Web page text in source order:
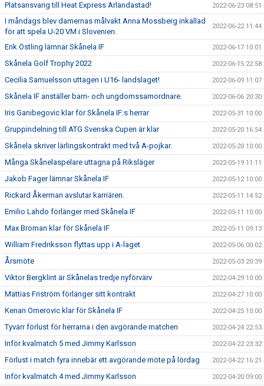
Platsansvarig till Heat Express Arlandastad! 2022-06-23 08:51
I måndags blev damernas målvakt Anna Mossberg inkallad
för att spela U-20 VM i Slovenien.
2022-06-22 11:44
Erik Östling lämnar Skånela IF 2022-06-17 10:01
Skånela Golf Trophy 2022 2022-06-15 22:58
Cecilia Samuelsson uttagen i U16- landslaget! 2022-06-09 11:07
Skånela IF anställer barn- och ungdomssamordnare. 2022-06-06 20:30
Iris Ganibegovic klar för Skånela IF:s herrar 2022-05-31 10:00
Gruppindelning till ATG Svenska Cupen är klar 2022-05-20 16:54
Skånela skriver lärlingskontrakt med två A-pojkar. 2022-05-20 10:00
Många Skånelaspelare uttagna på Riksläger 2022-05-19 11:11
Jakob Fager lämnar Skånela IF 2022-05-12 10:00
Rickard Åkerman avslutar karriären. 2022-05-11 14:52
Emilio Lahdo förlänger med Skånela IF 2022-05-11 10:00
Max Broman klar för Skånela IF 2022-05-11 09:13
William Fredriksson flyttas upp i A-laget 2022-05-06 00:02
Årsmöte 2022-05-03 20:39
Viktor Bergklint är Skånelas tredje nyförvärv 2022-04-29 10:00
Mattias Friström förlänger sitt kontrakt 2022-04-27 10:00
Kenan Omerovic klar för Skånela IF 2022-04-25 10:00
Tyvärr förlust för herrarna i den avgörande matchen 2022-04-24 22:53
Inför kvalmatch 5 med Jimmy Karlsson 2022-04-22 23:32
Förlust i match fyra innebär ett avgörande möte på lördag 2022-04-22 16:21
Inför kvalmatch 4 med Jimmy Karlsson 2022-04-20 09:00